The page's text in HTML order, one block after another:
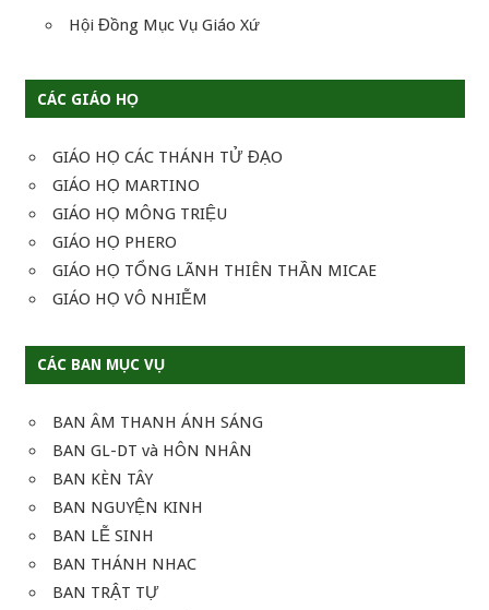
Hội Đồng Mục Vụ Giáo Xứ
CÁC GIÁO HỌ
GIÁO HỌ CÁC THÁNH TỬ ĐẠO
GIÁO HỌ MARTINO
GIÁO HỌ MÔNG TRIỆU
GIÁO HỌ PHERO
GIÁO HỌ TỔNG LÃNH THIÊN THẦN MICAE
GIÁO HỌ VÔ NHIỄM
CÁC BAN MỤC VỤ
BAN ÂM THANH ÁNH SÁNG
BAN GL-DT và HÔN NHÂN
BAN KÈN TÂY
BAN NGUYỆN KINH
BAN LỄ SINH
BAN THÁNH NHAC
BAN TRẬT TỰ